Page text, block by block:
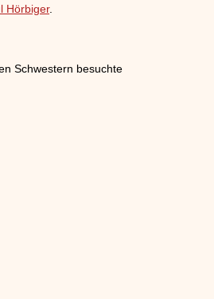
Hörbiger.
Schwestern besuchte